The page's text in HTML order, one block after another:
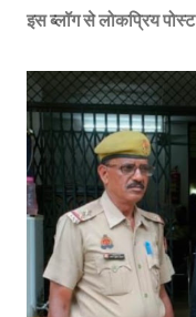
इस ब्लॉग से लोकप्रिय पोस्ट